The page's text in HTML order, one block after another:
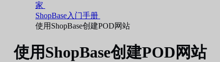
家
ShopBase入门手册
使用ShopBase创建POD网站
使用ShopBase创建POD网站